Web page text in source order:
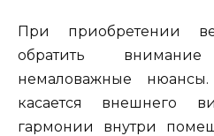
При приобретении
обратить
немаловажные
касается внешнего
гармонии внутри